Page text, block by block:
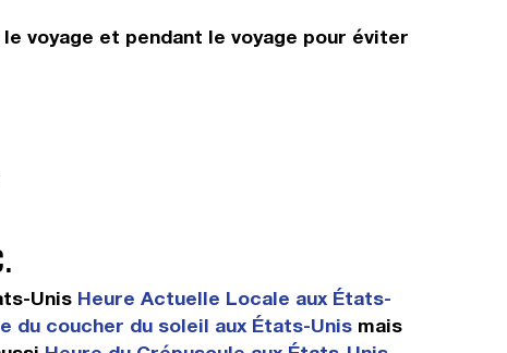
voyage et pendant le voyage pour éviter
Unis Heure Actuelle Locale aux États-
du coucher du soleil aux États-Unis mais